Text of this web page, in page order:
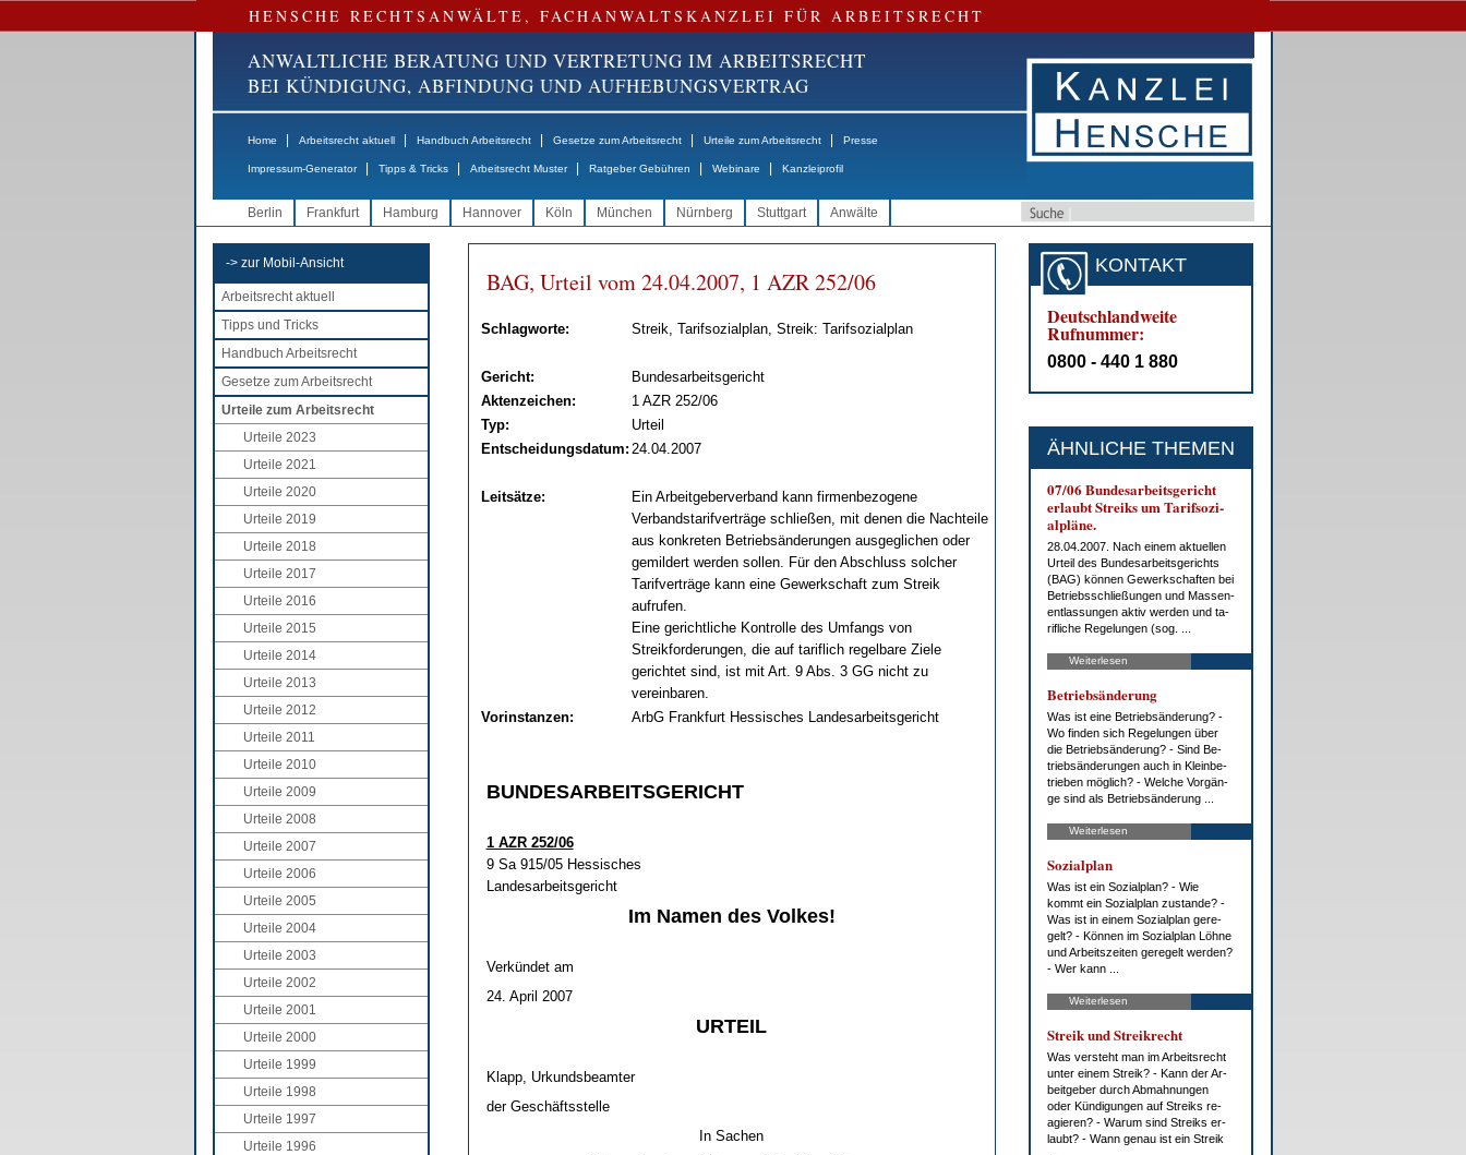
HENSCHE RECHTSANWÄLTE, FACHANWALTSKANZLEI FÜR ARBEITSRECHT
ANWALTLICHE BERATUNG UND VERTRETUNG IM ARBEITSRECHT
BEI KÜNDIGUNG, ABFINDUNG UND AUFHEBUNGSVERTRAG
Home Arbeitsrecht aktuell Handbuch Arbeitsrecht Gesetze zum Arbeitsrecht Urteile zum Arbeitsrecht Presse
Impressum-Generator Tipps & Tricks Arbeitsrecht Muster Ratgeber Gebühren Webinare Kanzleiprofil
Berlin Frankfurt Hamburg Hannover Köln München Nürnberg Stuttgart Anwälte
-> zur Mobil-Ansicht
Arbeitsrecht aktuell
Tipps und Tricks
Handbuch Arbeitsrecht
Gesetze zum Arbeitsrecht
Urteile zum Arbeitsrecht
Urteile 2023
Urteile 2021
Urteile 2020
Urteile 2019
Urteile 2018
Urteile 2017
Urteile 2016
Urteile 2015
Urteile 2014
Urteile 2013
Urteile 2012
Urteile 2011
Urteile 2010
Urteile 2009
Urteile 2008
Urteile 2007
Urteile 2006
Urteile 2005
Urteile 2004
Urteile 2003
Urteile 2002
Urteile 2001
Urteile 2000
Urteile 1999
Urteile 1998
Urteile 1997
Urteile 1996
BAG, Ur­teil vom 24.04.2007, 1 AZR 252/06
Schlagworte: Streik, Tarifsozialplan, Streik: Tarifsozialplan
Gericht:
Bundesarbeitsgericht
Aktenzeichen:
1 AZR 252/06
Typ:
Urteil
Entscheidungsdatum: 24.04.2007
Leitsätze:
Ein Arbeitgeberverband kann firmenbezogene
Verbandstarifverträge schließen, mit denen die Nachteile
aus konkreten Betriebsänderungen ausgeglichen oder
gemildert werden sollen. Für den Abschluss solcher
Tarifverträge kann eine Gewerkschaft zum Streik
aufrufen.
Eine gerichtliche Kontrolle des Umfangs von
Streikforderungen, die auf tariflich regelbare Ziele
gerichtet sind, ist mit Art. 9 Abs. 3 GG nicht zu
vereinbaren.
Vorinstanzen:
ArbG Frankfurt Hessisches Landesarbeitsgericht
BUN­DES­AR­BEITS­GERICHT
1 AZR 252/06
9 Sa 915/05 Hes­si­sches
Lan­des­ar­beits­ge­richt
Im Na­men des Vol­kes!
Verkündet am
24. April 2007
UR­TEIL
Klapp, Ur­kunds­be­am­ter
der Geschäfts­stel­le
In Sa­chen
KONTAKT
Deutschlandweite
Rufnummer:
0800 - 440 1 880
ÄHNLICHE THEMEN
07/06 Bun­des­ar­beits­ge­richt
er­laubt Streiks um Ta­rif­so­zi­
al­plä­ne.
28.04.2007. Nach ei­nem ak­tu­el­len
Ur­teil des Bun­des­ar­beits­ge­richts
(BAG) kön­nen Ge­werk­schaf­ten bei
Be­triebs­schlie­ßun­gen und Mas­sen­
ent­las­sun­gen ak­tiv wer­den und ta­
rif­li­che Re­ge­lun­gen (sog. ...
Weiterlesen
Be­trieb­s­än­de­rung
Was ist ei­ne Be­trieb­s­än­de­rung? -
Wo fin­den sich Re­ge­lun­gen über
die Be­trieb­s­än­de­rung? - Sind Be­
trieb­s­än­de­run­gen auch in Klein­be­
trie­ben mög­lich? - Wel­che Vor­gän­
ge sind als Be­trieb­s­än­de­rung ...
Weiterlesen
So­zi­al­plan
Was ist ein So­zi­al­plan? - Wie
kommt ein So­zi­al­plan zu­stan­de? -
Was ist in ei­nem So­zi­al­plan ge­re­
gelt? - Kön­nen im So­zi­al­plan Löh­ne
und Ar­beits­zei­ten ge­re­gelt wer­den?
- Wer kann ...
Weiterlesen
Streik und Streik­recht
Was ver­steht man im Ar­beits­recht
un­ter ei­nem Streik? - Kann der Ar­
beit­ge­ber durch Ab­mah­nun­gen
oder Kün­di­gun­gen auf Streiks re­
agie­ren? - War­um sind Streiks er­
laubt? - Wann ge­nau ist ein Streik